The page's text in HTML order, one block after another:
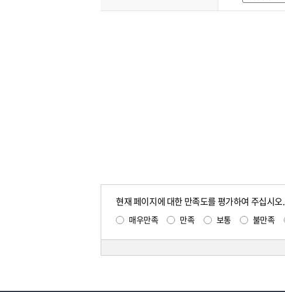
현재 페이지에 대한 만족도를 평가하여 주십시오.
매우만족 만족 보통 불만족